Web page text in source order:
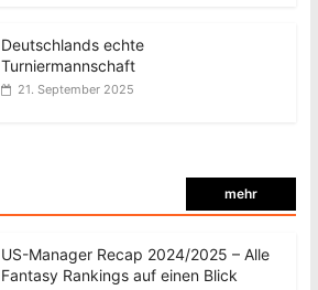
Deutschlands echte
Turniermannschaft
21. September 2025
mehr
US-Manager Recap 2024/2025 – Alle
Fantasy Rankings auf einen Blick